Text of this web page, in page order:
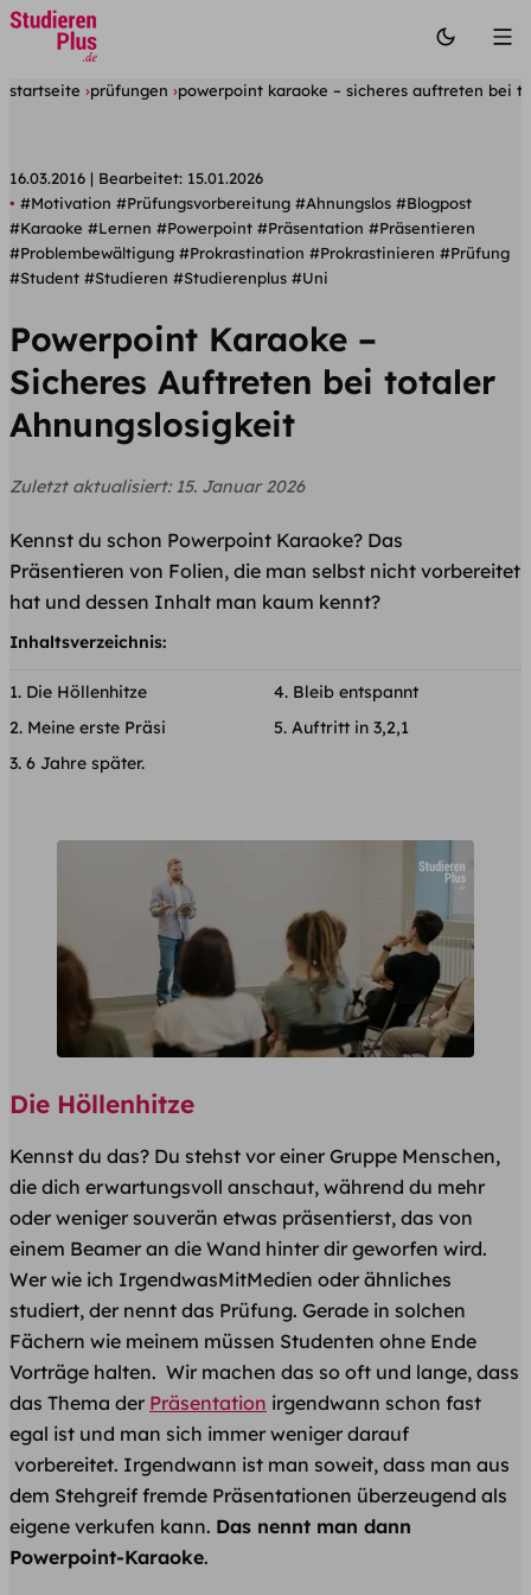
startseite prüfungen powerpoint karaoke – sicheres auftreten bei
16.03.2016 Bearbeitet: 15.01.2026
#Motivation #Prüfungsvorbereitung #Ahnungslos #Blogpost
#Karaoke #Lernen #Powerpoint #Präsentation #Präsentieren
#Problembewältigung #Prokrastination #Prokrastinieren #Prüfung
#Student #Studieren #Studierenplus #Uni
Powerpoint Karaoke –
Sicheres Auftreten bei totaler
Ahnungslosigkeit
Zuletzt aktualisiert: 15. Januar 2026
Kennst du schon Powerpoint Karaoke? Das
Präsentieren von Folien, die man selbst nicht vorbereitet
hat und dessen Inhalt man kaum kennt?
Inhaltsverzeichnis:
​Die Höllenhitze
​Meine erste Präsi
6 Jahre später.
​Bleib entspannt
​Auftritt in 3,2,1
​Die Höllenhitze
Kennst du das? Du stehst vor einer Gruppe Menschen,
die dich erwartungsvoll anschaut, während du mehr
oder weniger souverän etwas präsentierst, das von
einem Beamer an die Wand hinter dir geworfen wird.
Wer wie ich IrgendwasMitMedien oder ähnliches
studiert, der nennt das Prüfung. Gerade in solchen
Fächern wie meinem müssen Studenten ohne Ende
Vorträge halten. Wir machen das so oft und lange, dass
das Thema der Präsentation irgendwann schon fast
egal ist und man sich immer weniger darauf
vorbereitet. Irgendwann ist man soweit, dass man aus
dem Stehgreif fremde Präsentationen überzeugend als
eigene verkufen kann. Das nennt man dann
Powerpoint-Karaoke.